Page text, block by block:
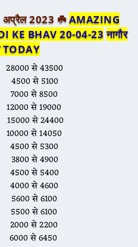
अप्रैल 2023 ☘️AMAZING
KE BHAV 20-04-23 नागौर
TODAY
से 43500
से 5100
से 8500
से 19000
से 24400
से 14050
से 5300
से 4900
से 5400
से 4600
से 6100
से 6100
से 2200
से 6450